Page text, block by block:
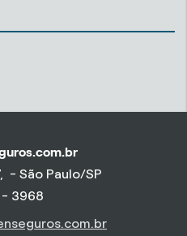
- São Paulo/SP
- 3968